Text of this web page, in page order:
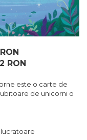
RON
este o carte de
de unicorni o